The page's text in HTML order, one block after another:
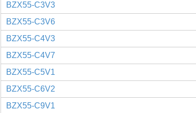
BZX55-C3V3
BZX55-C3V6
BZX55-C4V3
BZX55-C4V7
BZX55-C5V1
BZX55-C6V2
BZX55-C9V1